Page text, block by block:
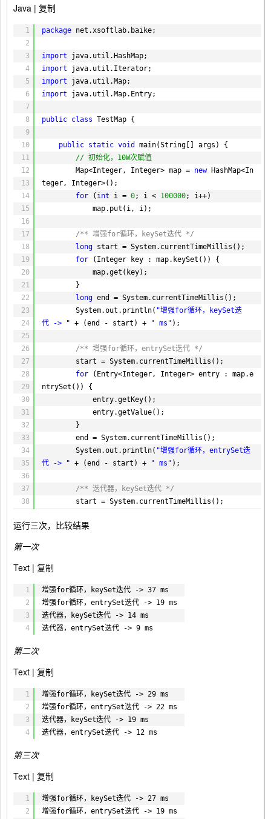
102
104
105
106
107
108
109
110
111
112
113
114
115
116
117
118
119
时 = "
// TreeMap 读取
for (int i = 0; i < size; i++) {
index = random.nextInt(size);
map.get(key[index]);
}
treeMapR += (end - start);
时 = " + (end - start) + " ms");
// Hashtable 插入
key = new
map = new
Hashtable<String, String>();
start = System.currentTimeMillis();
key[i] = UUID.randomUUID().toString();
map.put(key[i], UUID.randomUUID().toSt
end = System.currentTimeMillis();
hashTableW += (end - start);
System.out.println( "Hashtable插入耗
时 = "
+ (end - start) + " ms" );
// Hashtable 读取
start = System.currentTimeMillis();
for
( int i = 0; i < size; i++) {
map.get(key[index]);
end = System.currentTimeMillis();
hashTableR += (end - start);
System.out.println( "Hashtable读取耗
时 = "
+ (end - start) + " ms" );
Java | 复制
1
2
3
4
5
6
7
8
9
10
11
12
13
14
15
16
17
18
19
20
21
22
23
24
25
26
27
28
29
30
31
32
33
34
35
36
37
38
40
43
45
46
47
48
50
53
54
55
56
package net.xsoftlab.baike;
import
java.util.HashMap;
import
java.util.Iterator;
import
java.util.Map;
import
java.util.Map.Entry;
public class TestMap {
public static void
main(String[] args) {
// 初始化，10W次赋值
Map<Integer, Integer> map = new
HashMap<In
teger, Integer>();
for
( int i = 0; i < 100000; i++)
map.put(i, i);
/** 增强for循环，keySet迭代 */
long start = System.currentTimeMillis();
for
(Integer key : map.keySet()) {
map.get(key);
}
long end = System.currentTimeMillis();
System.out.println( "增强for循环，keySet迭
代 -> " + (end - start) + " ms" );
/** 增强for循环，entrySet迭代 */
start = System.currentTimeMillis();
for
(Entry<Integer, Integer> entry : map.e
ntrySet()) {
entry.getKey();
entry.getValue();
}
end = System.currentTimeMillis();
System.out.println( "增强for循环，entrySet迭
代 -> " + (end - start) + " ms" );
/** 迭代器，keySet迭代 */
start = System.currentTimeMillis();
iterator();
}
end = System.currentTimeMillis();
System.out.println(
> " + (end - start) + " ms"
ator1 = map.entrySet().iterator();
Map.Entry<Integer, Integer> entry;
while (iterator1.hasNext()) {
entry = iterator1.next();
System.out.println( "迭代器，entrySet迭代 -
运行三次，比较结果
第一次
Text | 复制
1
2
3
4
增强for循环，keySet迭代 -> 37 ms
增强for循环，entrySet迭代 -> 19 ms
迭代器，keySet迭代 -> 14 ms
迭代器，entrySet迭代 -> 9 ms
第二次
Text | 复制
1
2
3
4
增强for循环，keySet迭代 -> 29 ms
增强for循环，entrySet迭代 -> 22 ms
迭代器，keySet迭代 -> 19 ms
迭代器，entrySet迭代 -> 12 ms
第三次
Text | 复制
1
2
增强for循环，keySet迭代 -> 27 ms
增强for循环，entrySet迭代 -> 19 ms